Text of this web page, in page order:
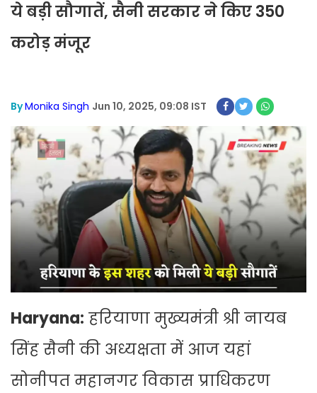
ये बड़ी सौगातें, सैनी सरकार ने किए 350
करोड़ मंजूर
ByMonika Singh Jun 10, 2025, 09:08 IST
Haryana: हरियाणा मुख्यमंत्री श्री नायब
सिंह सैनी की अध्यक्षता में आज यहां
सोनीपत महानगर विकास प्राधिकरण